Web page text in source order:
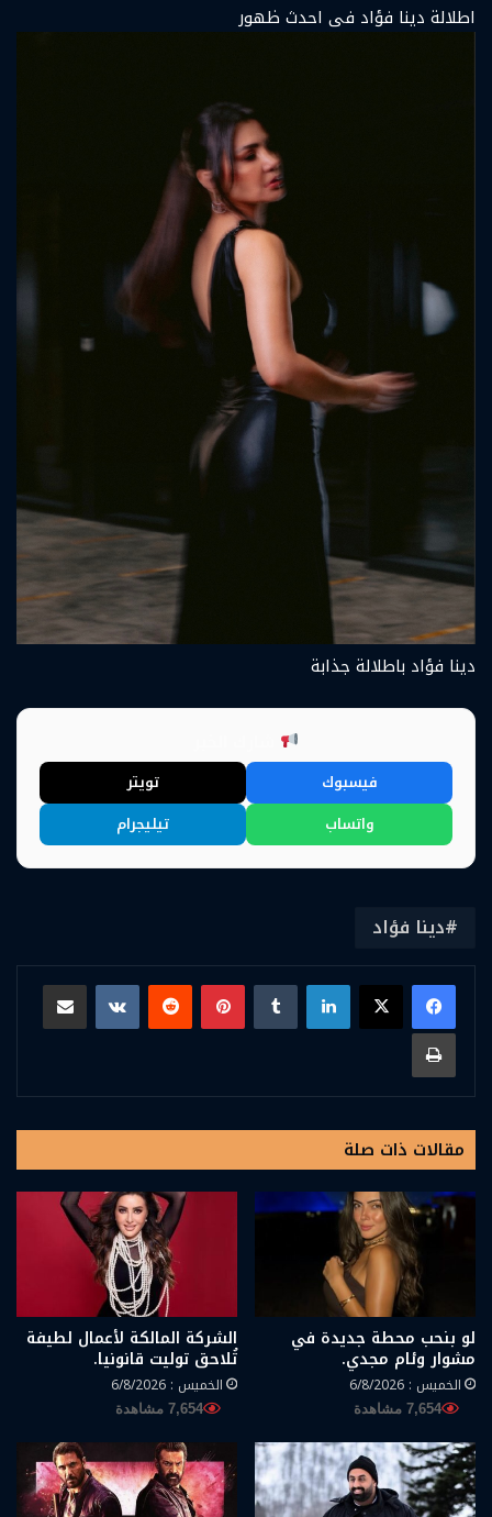
اطلالة دينا فؤاد فى احدث ظهور
دينا فؤاد باطلالة جذابة
فيسبوك
تويتر
واتساب
تيليجرام
دينا فؤاد
لينكدإن بينتيريست
مشاركة عبر البريد
طباعة
مقالات ذات صلة
لو بنحب محطة جديدة في
مشوار وئام مجدي.
الخميس : 6/8/2026
7,654 مشاهدة
الشركة المالكة لأعمال لطيفة
تُلاحق توليت قانونيا.
الخميس : 6/8/2026
7,654 مشاهدة